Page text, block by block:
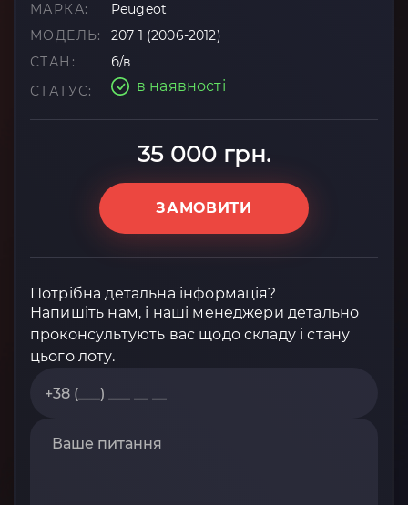
МАРКА:
Peugeot
МОДЕЛЬ:
207 1 (2006-2012)
СТАН:
б/в
СТАТУС:
в наявності
35 000 грн.
ЗАМОВИТИ
Потрібна детальна інформація?
Напишіть нам, і наші менеджери детально
проконсультують вас щодо складу і стану
цього лоту.